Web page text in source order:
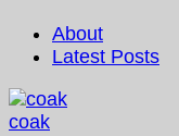
About
Latest Posts
coak